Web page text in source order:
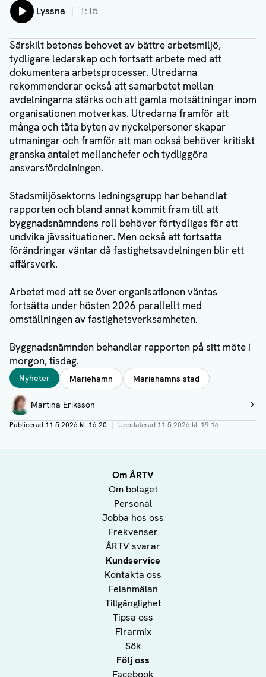
Lyssna 1:15
Särskilt betonas behovet av bättre arbetsmiljö,
tydligare ledarskap och fortsatt arbete med att
dokumentera arbetsprocesser. Utredarna
rekommenderar också att samarbetet mellan
avdelningarna stärks och att gamla motsättningar inom
organisationen motverkas. Utredarna framför att
många och täta byten av nyckelpersoner skapar
utmaningar och framför att man också behöver kritiskt
granska antalet mellanchefer och tydliggöra
ansvarsfördelningen.
Stadsmiljösektorns ledningsgrupp har behandlat
rapporten och bland annat kommit fram till att
byggnadsnämndens roll behöver förtydligas för att
undvika jävssituationer. Men också att fortsatta
förändringar väntar då fastighetsavdelningen blir ett
affärsverk.
Arbetet med att se över organisationen väntas
fortsätta under hösten 2026 parallellt med
omställningen av fastighetsverksamheten.
Byggnadsnämnden behandlar rapporten på sitt möte i
morgon, tisdag.
Taggar
Nyheter Mariehamn Mariehamns stad
Författare
Martina Eriksson
Visa profil
Publicerad 11.5.2026 kl. 16:20 | Uppdaterad 11.5.2026 kl. 19:16
Om ÅRTV
Om bolaget
Personal
Jobba hos oss
Frekvenser
ÅRTV svarar
Kundservice
Kontakta oss
Felanmälan
Tillgänglighet
Tipsa oss
Firarmix
Sök
Följ oss